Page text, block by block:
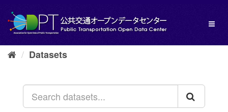
content
Datasets